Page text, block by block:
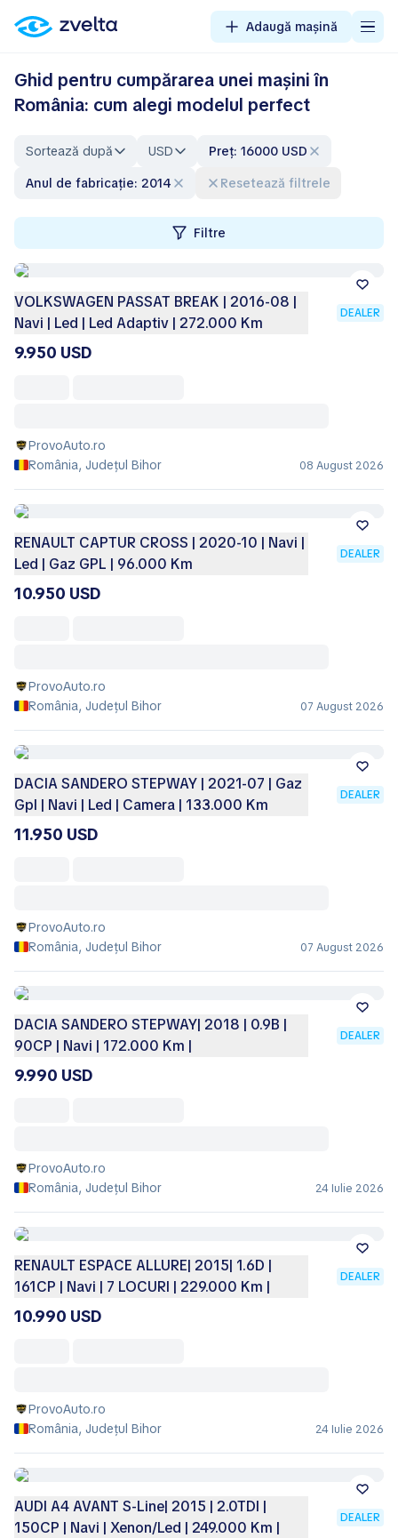
Adaugă mașină
Ghid pentru cumpărarea unei mașini în
România: cum alegi modelul perfect
Sortează după USD
Preț: 16000 USD
Anul de fabricație: 2014
Resetează filtrele
Filtre
VOLKSWAGEN PASSAT BREAK | 2016-08 |
Navi | Led | Led Adaptiv | 272.000 Km
DEALER
9.950 USD
ProvoAuto.ro
România, Județul Bihor
08 August 2026
RENAULT CAPTUR CROSS | 2020-10 | Navi |
Led | Gaz GPL | 96.000 Km
DEALER
10.950 USD
ProvoAuto.ro
România, Județul Bihor
07 August 2026
DACIA SANDERO STEPWAY | 2021-07 | Gaz
Gpl | Navi | Led | Camera | 133.000 Km
DEALER
11.950 USD
ProvoAuto.ro
România, Județul Bihor
07 August 2026
DACIA SANDERO STEPWAY| 2018 | 0.9B |
90CP | Navi | 172.000 Km |
DEALER
9.990 USD
ProvoAuto.ro
România, Județul Bihor
24 Iulie 2026
RENAULT ESPACE ALLURE| 2015| 1.6D |
161CP | Navi | 7 LOCURI | 229.000 Km |
DEALER
10.990 USD
ProvoAuto.ro
România, Județul Bihor
24 Iulie 2026
AUDI A4 AVANT S-Line| 2015 | 2.0TDI |
150CP | Navi | Xenon/Led | 249.000 Km |
DEALER